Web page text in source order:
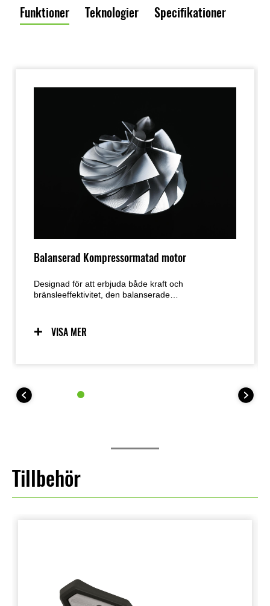
Funktioner Teknologier Specifikationer
Balanserad Kompressormatad motor
Designad för att erbjuda både kraft och
bränsleeffektivitet, den balanserade
mellan-området prioriterar vardaglig användbarhet
framför ren prestanda, och hjälper till att uppnå en
VISA MER
Tillbehör